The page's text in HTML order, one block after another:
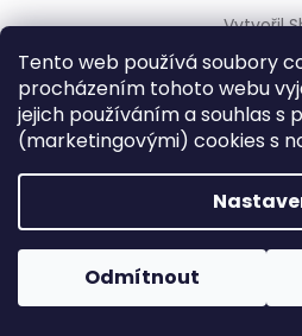
Tento web používá soubory
procházením tohoto webu
jejich používáním asouhlas s
(marketingovými) cookies s
Odmítnout
Vytvořil
Copyright 2026BAREVNÝ